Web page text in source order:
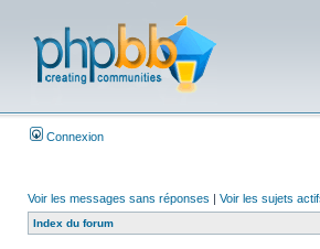
Connexion
Voir les messages sans réponses | Voir les sujets
Index du forum